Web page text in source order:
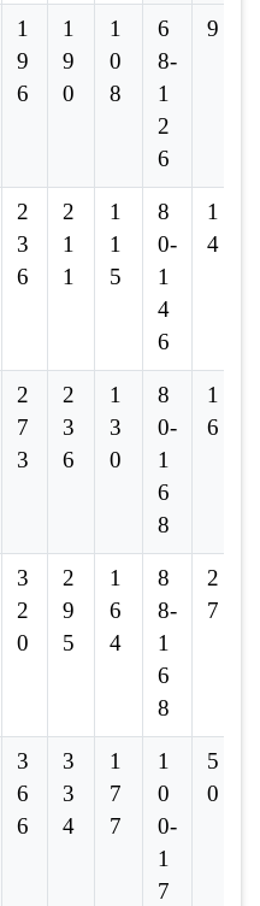
1
9
6
1
9
0
1
0
8
6
8-
1
2
6
9
2
3
6
2
1
1
1
1
5
8
0-
1
4
6
1
4
2
7
3
2
3
6
1
3
0
8
0-
1
6
8
1
6
3
2
0
2
9
5
1
6
4
8
8-
1
6
8
2
7
3
6
6
3
3
4
1
7
7
1
0
0-
1
7
5
0